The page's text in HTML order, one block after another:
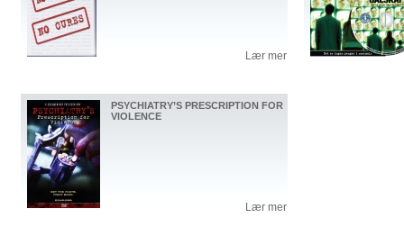
Lær mer
PSYCHIATRY’S PRESCRIPTION FOR
VIOLENCE
Lær mer